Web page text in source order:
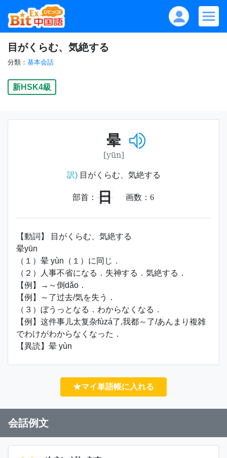
目がくらむ、気絶する
分類： 基本会話
新HSK4級
晕
[yūn]
訳)目がくらむ、気絶する
部首： 日 画数： 6
【動詞】 目がくらむ、気絶する
晕yūn
（１）晕 yùn（１）に同じ．
（２）人事不省になる．失神する．気絶する．
【例】→～倒dǎo．
【例】～了过去/気を失う．
（３）ぼうっとなる．わからなくなる．
【例】这件事儿太复杂fùzá了,我都～了/あんまり複雑
でわけがわからなくなった．
【異読】晕 yùn
★マイ単語帳に入れる
会話例文